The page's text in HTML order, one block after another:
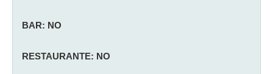
BAR: NO
RESTAURANTE: NO